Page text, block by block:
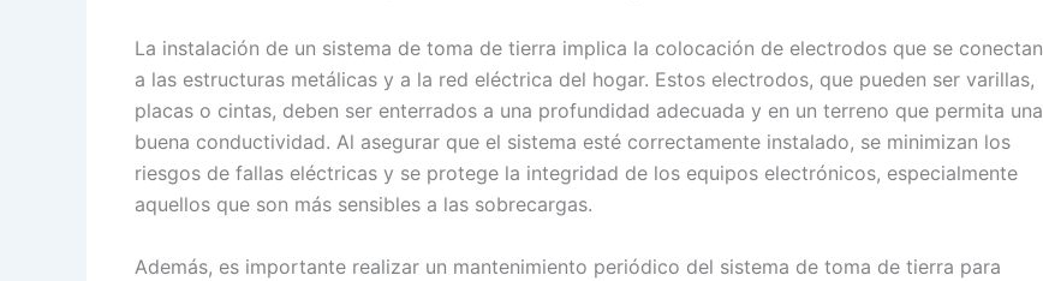
La instalación de un sistema de toma de tierra implica la colocación de electrodos que se conectan
a las estructuras metálicas y a la red eléctrica del hogar. Estos electrodos, que pueden ser varillas,
placas o cintas, deben ser enterrados a una profundidad adecuada y en un terreno que permita una
buena conductividad. Al asegurar que el sistema esté correctamente instalado, se minimizan los
riesgos de fallas eléctricas y se protege la integridad de los equipos electrónicos, especialmente
aquellos que son más sensibles a las sobrecargas.
Además, es importante realizar un mantenimiento periódico del sistema de toma de tierra para